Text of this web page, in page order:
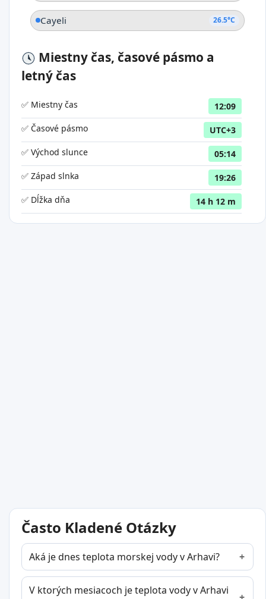
Cayeli 26.5°C
Miestny čas, časové pásmo a
letný čas
✅ Miestny čas
12:09
✅ Časové pásmo
UTC+3
✅ Východ slunce
05:14
✅ Západ slnka
19:26
✅ Dĺžka dňa
14 h 12 m
Často Kladené Otázky
Aká je dnes teplota morskej vody v Arhavi?
V ktorých mesiacoch je teplota vody v Arhavi